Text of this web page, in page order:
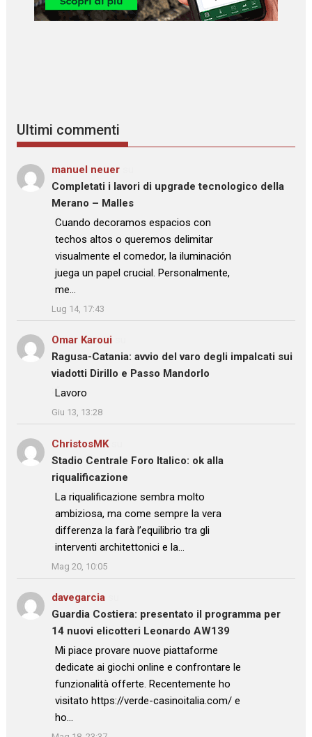
Ultimi commenti
manuel neuer
Completati i lavori di upgrade tecnologico della
Merano – Malles
: “
Cuando decoramos espacios con
techos altos o queremos delimitar
visualmente el comedor, la iluminación
juega un papel crucial. Personalmente,
me…
”
Lug 14, 17:43
Omar Karoui
Ragusa-Catania: avvio del varo degli impalcati sui
viadotti Dirillo e Passo Mandorlo
: “Lavoro
”
Giu 13, 13:28
ChristosMKsu
Stadio Centrale Foro Italico: ok alla
riqualificazione
: “La riqualificazione sembra molto
ambiziosa, ma come sempre la vera
differenza la farà l’equilibrio tra gli
interventi architettonici e la…
”
Mag 20, 10:05
davegarcia
Guardia Costiera: presentato il programma per
14 nuovi elicotteri Leonardo AW139
: “
Mi piace provare nuove piattaforme
dedicate ai giochi online e confrontare le
funzionalità offerte. Recentemente ho
visitato https://verde-casinoitalia.com/ e
ho…
”